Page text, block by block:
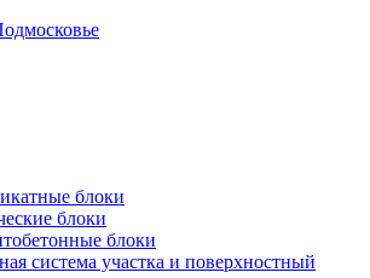
блоки
блоки
блоки
система участка и поверхностный